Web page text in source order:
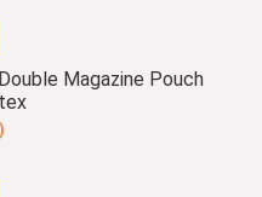
Magazine Pouch